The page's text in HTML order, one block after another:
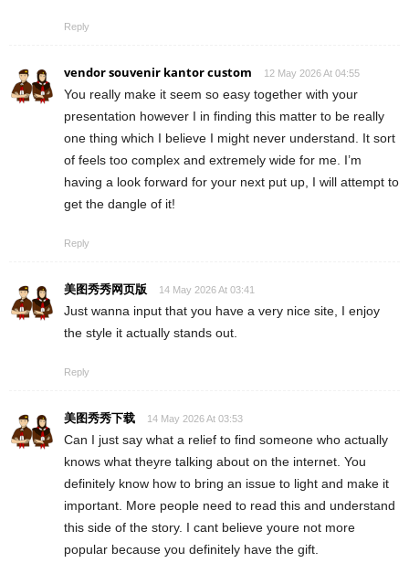
Reply
vendor souvenir kantor custom 12 May 2026 At 04:55
You really make it seem so easy together with your
presentation however I in finding this matter to be really
one thing which I believe I might never understand. It sort
of feels too complex and extremely wide for me. I’m
having a look forward for your next put up, I will attempt to
get the dangle of it!
Reply
美图秀秀网页版 14 May 2026 At 03:41
Just wanna input that you have a very nice site, I enjoy
the style it actually stands out.
Reply
美图秀秀下载 14 May 2026 At 03:53
Can I just say what a relief to find someone who actually
knows what theyre talking about on the internet. You
definitely know how to bring an issue to light and make it
important. More people need to read this and understand
this side of the story. I cant believe youre not more
popular because you definitely have the gift.